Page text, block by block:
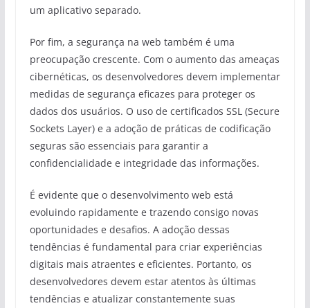
um aplicativo separado.
Por fim, a segurança na web também é uma
preocupação crescente. Com o aumento das ameaças
cibernéticas, os desenvolvedores devem implementar
medidas de segurança eficazes para proteger os
dados dos usuários. O uso de certificados SSL (Secure
Sockets Layer) e a adoção de práticas de codificação
seguras são essenciais para garantir a
confidencialidade e integridade das informações.
É evidente que o desenvolvimento web está
evoluindo rapidamente e trazendo consigo novas
oportunidades e desafios. A adoção dessas
tendências é fundamental para criar experiências
digitais mais atraentes e eficientes. Portanto, os
desenvolvedores devem estar atentos às últimas
tendências e atualizar constantemente suas